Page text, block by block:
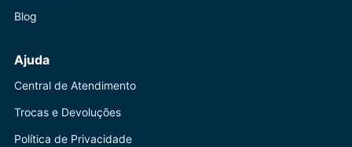
Blog
Ajuda
Central de Atendimento
Trocas e Devoluções
Política de Privacidade